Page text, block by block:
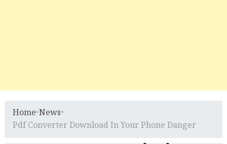
Home»News»
Pdf Converter Download In Your Phone Danger